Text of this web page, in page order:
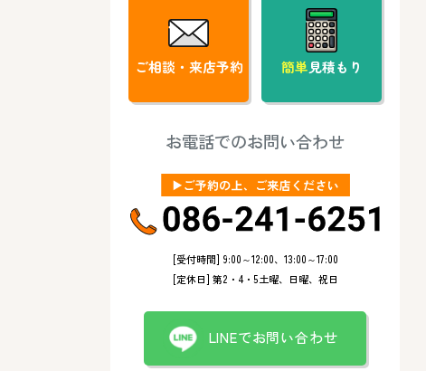
ご相談・来店予約 簡単見積もり
お電話でのお問い合わせ
[受付時間] 9:00～12:00、13:00～17:00
[定休日] 第2・4・5土曜、日曜、祝日
LINEでお問い合わせ